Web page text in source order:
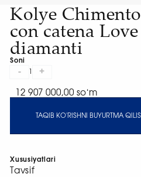
Kolye
con catena
diamanti
Soni
- +
12 907 000,00 soʻm
TAQIB KO'RISHNI BUYURTMA
Xususiyatlari
Tavsif